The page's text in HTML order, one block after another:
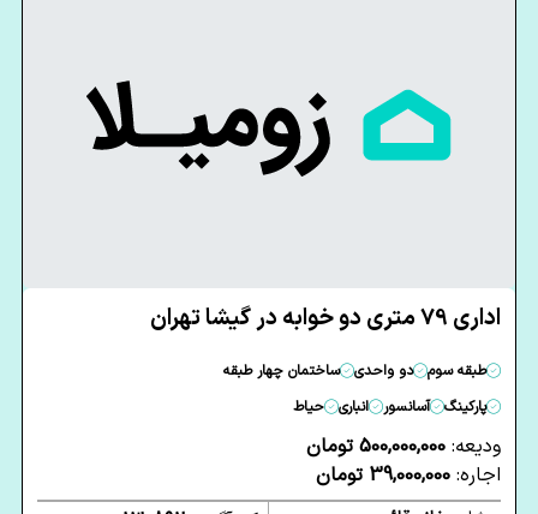
اداری 79 متری دو خوابه در گیشا تهران
طبقه سوم دو واحدی
ساختمان چهار طبقه
پارکینگ
آسانسور انباری حیاط
ودیعه: 500,000,000 تومان
اجاره: 39,000,000 تومان